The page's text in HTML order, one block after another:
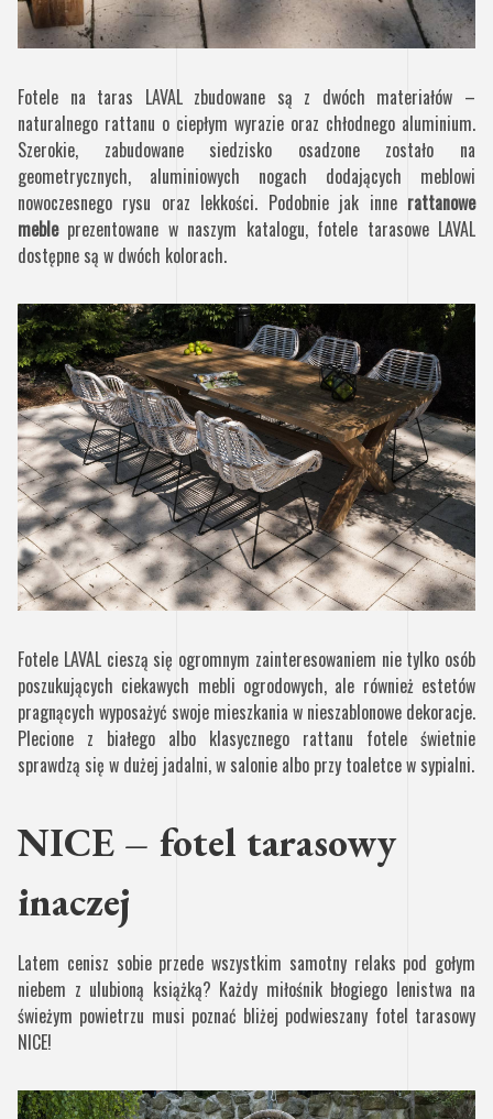
Fotele na taras LAVAL zbudowane są z dwóch materiałów –
naturalnego rattanu o ciepłym wyrazie oraz chłodnego aluminium.
Szerokie, zabudowane siedzisko osadzone zostało na
geometrycznych, aluminiowych nogach dodających meblowi
nowoczesnego rysu oraz lekkości. Podobnie jak inne rattanowe
mebleprezentowane w naszym katalogu, fotele tarasowe LAVAL
dostępne są w dwóch kolorach.
Fotele LAVAL cieszą się ogromnym zainteresowaniem nie tylko osób
poszukujących ciekawych mebli ogrodowych, ale również estetów
pragnących wyposażyć swoje mieszkania w nieszablonowe dekoracje.
Plecione z białego albo klasycznego rattanu fotele świetnie
sprawdzą się w dużej jadalni, w salonie albo przy toaletce w sypialni.
NICE – fotel tarasowy
inaczej
Latem cenisz sobie przede wszystkim samotny relaks pod gołym
niebem z ulubioną książką? Każdy miłośnik błogiego lenistwa na
świeżym powietrzu musi poznać bliżej podwieszany fotel tarasowy
NICE!